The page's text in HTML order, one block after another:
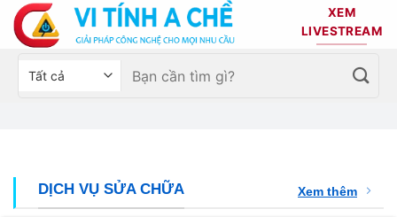
Bỏ
qua
nội
dung
XEM
LIVESTREAM
Chọn
Tìm
kiếm:
DỊCH VỤ SỬA CHỮA Xem thêm